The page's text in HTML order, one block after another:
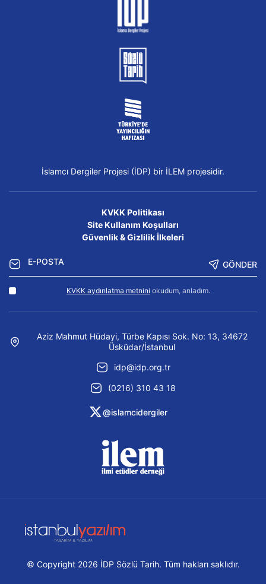
İslamcı Dergiler Projesi (İDP) bir İLEM projesidir.
KVKK Politikası
Site Kullanım Koşulları
Güvenlik & Gizlilik İlkeleri
GÖNDER
KVKK aydınlatma metnini okudum, anladım.
Aziz Mahmut Hüdayi, Türbe Kapısı Sok. No: 13, 34672
Üsküdar/İstanbul
idp@idp.org.tr
(0216) 310 43 18
@islamcidergiler
© Copyright 2026 İDP Sözlü Tarih. Tüm hakları saklıdır.